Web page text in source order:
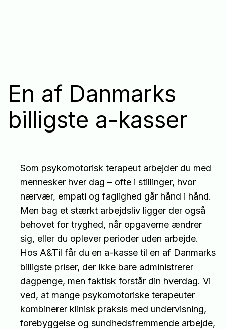
En af Danmarks
billigste a-kasser
Som psykomotorisk terapeut arbejder du med
mennesker hver dag – ofte i stillinger, hvor
nærvær, empati og faglighed går hånd i hånd.
Men bag et stærkt arbejdsliv ligger der også
behovet for tryghed, når opgaverne ændrer
sig, eller du oplever perioder uden arbejde.
Hos A&Til får du en a-kasse til en af Danmarks
billigste priser, der ikke bare administrerer
dagpenge, men faktisk forstår din hverdag. Vi
ved, at mange psykomotoriske terapeuter
kombinerer klinisk praksis med undervisning,
forebyggelse og sundhedsfremmende arbejde,